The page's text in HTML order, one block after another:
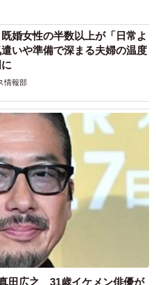
既婚女性の半数以上が「日常よ
いや準備で深まる夫婦の温度
情報部
田広之 31歳イケメン俳優が